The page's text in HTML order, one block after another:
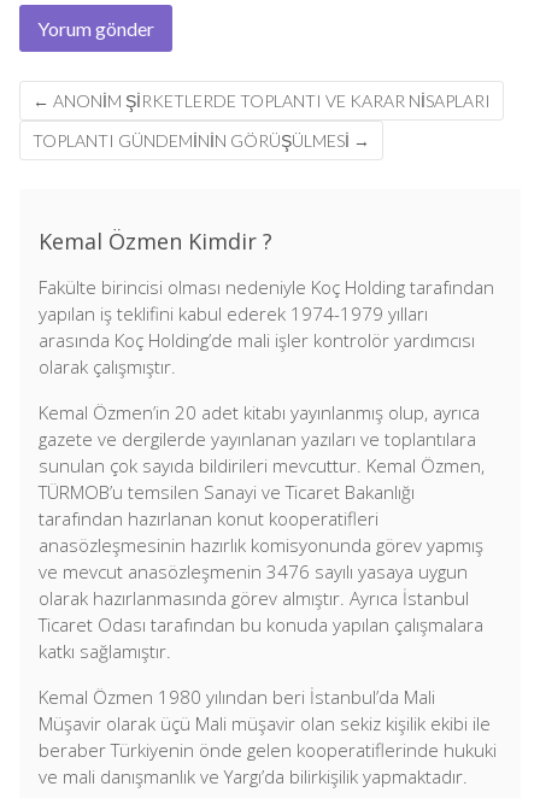
Post
navigation
← ANONIM ŞIRKETLERDE TOPLANTI VE KARAR NISAPLARI
TOPLANTI GÜNDEMININ GÖRÜŞÜLMESI →
Kemal Özmen Kimdir ?
Fakülte birincisi olması nedeniyle Koç Holding tarafından
yapılan iş teklifini kabul ederek 1974-1979 yılları
arasında Koç Holding’de mali işler kontrolör yardımcısı
olarak çalışmıştır.
Kemal Özmen’in 20 adet kitabı yayınlanmış olup, ayrıca
gazete ve dergilerde yayınlanan yazıları ve toplantılara
sunulan çok sayıda bildirileri mevcuttur. Kemal Özmen,
TÜRMOB’u temsilen Sanayi ve Ticaret Bakanlığı
tarafından hazırlanan konut kooperatifleri
anasözleşmesinin hazırlık komisyonunda görev yapmış
ve mevcut anasözleşmenin 3476 sayılı yasaya uygun
olarak hazırlanmasında görev almıştır. Ayrıca İstanbul
Ticaret Odası tarafından bu konuda yapılan çalışmalara
katkı sağlamıştır.
Kemal Özmen 1980 yılından beri İstanbul’da Mali
Müşavir olarak üçü Mali müşavir olan sekiz kişilik ekibi ile
beraber Türkiyenin önde gelen kooperatiflerinde hukuki
ve mali danışmanlık ve Yargı’da bilirkişilik yapmaktadır.